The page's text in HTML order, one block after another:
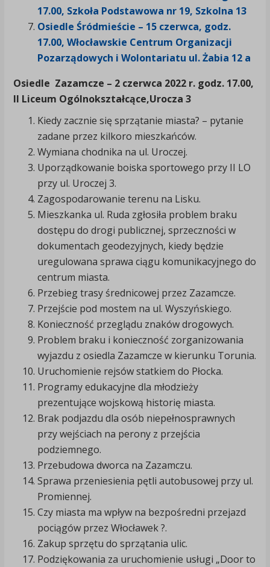
17.00, Szkoła Podstawowa nr 19, Szkolna 13
Osiedle Śródmieście – 15 czerwca, godz.
17.00, Włocławskie Centrum Organizacji
Pozarządowych i Wolontariatu ul. Żabia 12 a
Osiedle Zazamcze – 2 czerwca 2022 r. godz. 17.00,
II Liceum Ogólnokształcące,Urocza 3
Kiedy zacznie się sprzątanie miasta? – pytanie
zadane przez kilkoro mieszkańców.
Wymiana chodnika na ul. Uroczej.
Uporządkowanie boiska sportowego przy II LO
przy ul. Uroczej 3.
Zagospodarowanie terenu na Lisku.
Mieszkanka ul. Ruda zgłosiła problem braku
dostępu do drogi publicznej, sprzeczności w
dokumentach geodezyjnych, kiedy będzie
uregulowana sprawa ciągu komunikacyjnego do
centrum miasta.
Przebieg trasy średnicowej przez Zazamcze.
Przejście pod mostem na ul. Wyszyńskiego.
Konieczność przeglądu znaków drogowych.
Problem braku i konieczność zorganizowania
wyjazdu z osiedla Zazamcze w kierunku Torunia.
Uruchomienie rejsów statkiem do Płocka.
Programy edukacyjne dla młodzieży
prezentujące wojskową historię miasta.
Brak podjazdu dla osób niepełnosprawnych
przy wejściach na perony z przejścia
podziemnego.
Przebudowa dworca na Zazamczu.
Sprawa przeniesienia pętli autobusowej przy ul.
Promiennej.
Czy miasta ma wpływ na bezpośredni przejazd
pociągów przez Włocławek ?.
Zakup sprzętu do sprzątania ulic.
Podziękowania za uruchomienie usługi „Door to